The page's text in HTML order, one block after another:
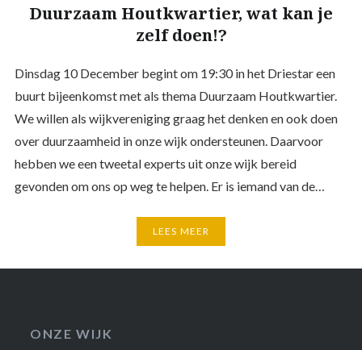
Duurzaam Houtkwartier, wat kan je
zelf doen!?
Dinsdag 10 December begint om 19:30 in het Driestar een
buurt bijeenkomst met als thema Duurzaam Houtkwartier.
We willen als wijkvereniging graag het denken en ook doen
over duurzaamheid in onze wijk ondersteunen. Daarvoor
hebben we een tweetal experts uit onze wijk bereid
gevonden om ons op weg te helpen. Er is iemand van de…
LEES MEER
ONZE WIJK